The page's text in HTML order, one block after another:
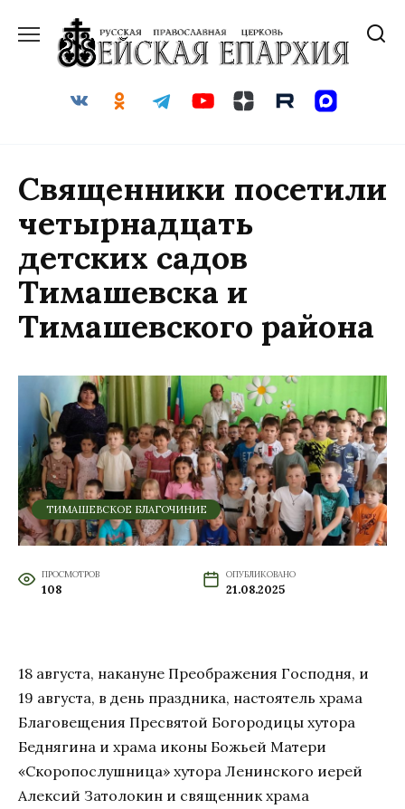
содержанию
Священники посетили
четырнадцать
детских садов
Тимашевска и
Тимашевского района
ТИМАШЕВСКОЕ БЛАГОЧИНИЕ
ПРОСМОТРОВ
108
ОПУБЛИКОВАНО
21.08.2025
18 августа, накануне Преображения Господня, и
19 августа, в день праздника, настоятель храма
Благовещения Пресвятой Богородицы хутора
Беднягина и храма иконы Божьей Матери
«Скоропослушница» хутора Ленинского иерей
Алексий Затолокин и священник храма